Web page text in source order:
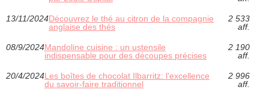
13/11/2024Découvrez le thé au citron de la compagnie
anglaise des thés
2 533
aff.
08/9/2024Mandoline cuisine : un ustensile
indispensable pour des découpes précises
2 190
aff.
20/4/2024Les boîtes de chocolat Ilbarritz: l'excellence
du savoir-faire traditionnel
2 996
aff.